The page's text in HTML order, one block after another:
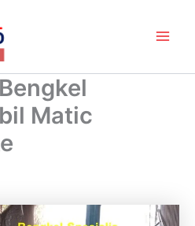
Matic